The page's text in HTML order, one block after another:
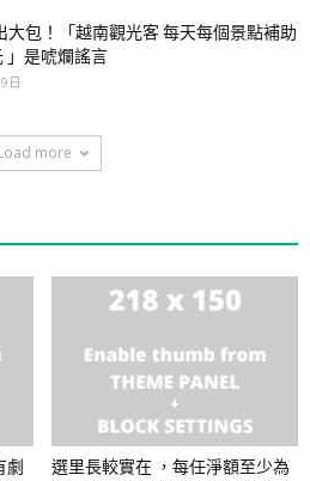
大包！「越南觀光客 每天每個景點補助
」是唬爛謠言
日
more
劇
選里長較實在 ，每任淨額至少為